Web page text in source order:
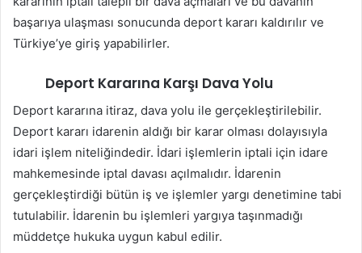
başarıya ulaşması sonucunda deport kararı kaldırılır ve
Türkiye’ye giriş yapabilirler.
Deport Kararına Karşı Dava Yolu
Deport kararına itiraz, dava yolu ile gerçekleştirilebilir.
Deport kararı idarenin aldığı bir karar olması dolayısıyla
idari işlem niteliğindedir. İdari işlemlerin iptali için idare
mahkemesinde iptal davası açılmalıdır. İdarenin
gerçekleştirdiği bütün iş ve işlemler yargı denetimine tabi
tutulabilir. İdarenin bu işlemleri yargıya taşınmadığı
müddetçe hukuka uygun kabul edilir.